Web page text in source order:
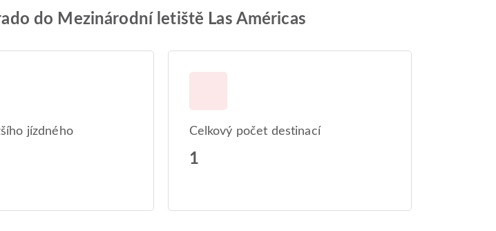
do Mezinárodní letiště Las Américas
jízdného Celkový počet destinací
1